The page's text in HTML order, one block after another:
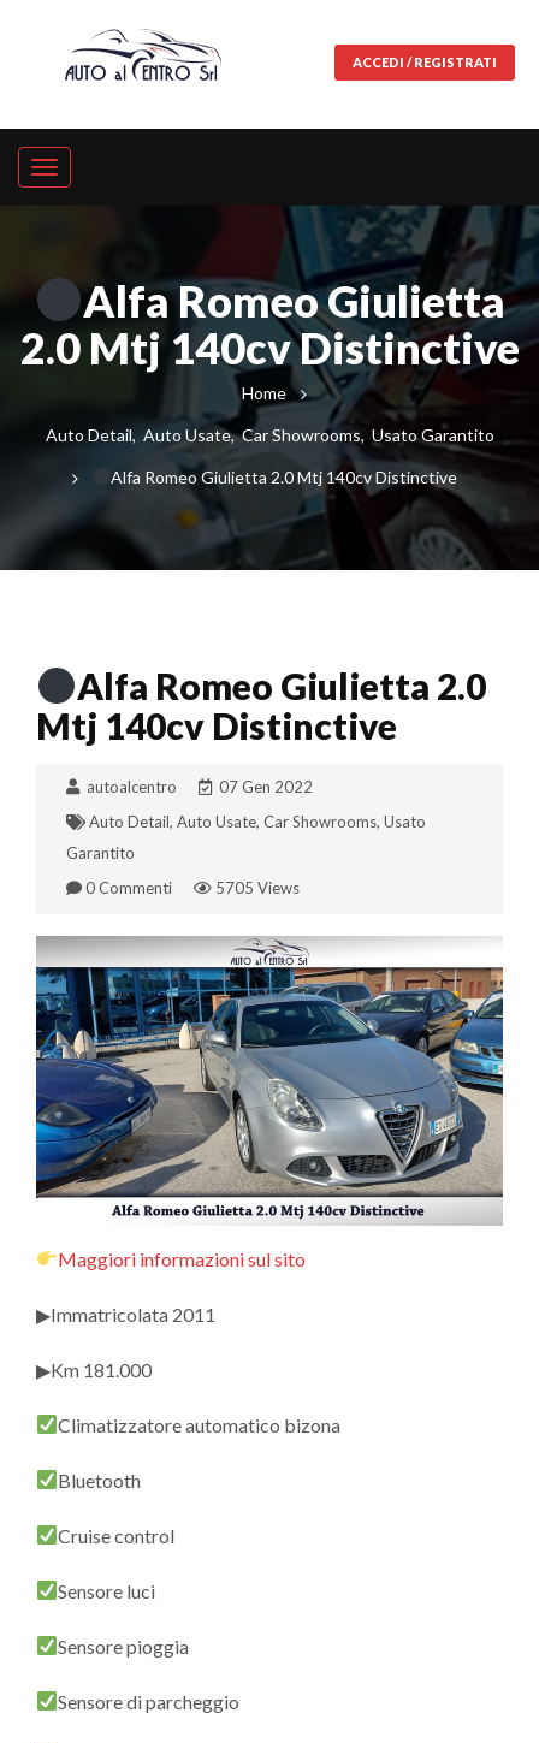
ACCEDI / REGISTRATI
Alfa Romeo Giulietta
2.0 Mtj 140cv Distinctive
Home
Auto Detail, Auto Usate,Car Showrooms, Usato Garantito
Alfa Romeo Giulietta 2.0 Mtj 140cv Distinctive
Alfa Romeo Giulietta 2.0
Mtj 140cv Distinctive
autoalcentro
07 Gen 2022
Auto Detail, Auto Usate, Car Showrooms, Usato
Garantito
0 Commenti
5705 Views
Maggiori informazioni sul sito
▶Immatricolata 2011
▶Km 181.000
Climatizzatore automatico bizona
Bluetooth
Cruise control
Sensore luci
Sensore pioggia
Sensore di parcheggio